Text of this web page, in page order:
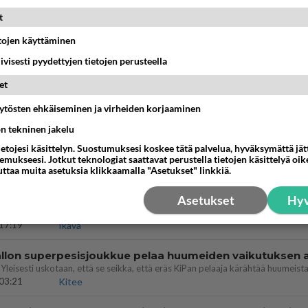
voita reilusti, persut kumoavat demokratian
Maailman menoa
Ikävä
ymmärtänyt oikein?
suhde/molemmat ovat täysin poissuljettuja asioita? Nainen
Ikävä
kaivannut kaivattuasi ja
Ikävä
Kitee
käyttäminen
pyydettyjen tietojen perusteella
ehkäiseminen ja virheiden korjaaminen
tekninen jakelu
käsittelyn. Suostumuksesi koskee tätä palvelua, hyväksymättä
Jotkut teknologiat saattavat perustella tietojen käsittelyä
muita asetuksia klikkaamalla "Asetukset" linkkiä.
Asetukset